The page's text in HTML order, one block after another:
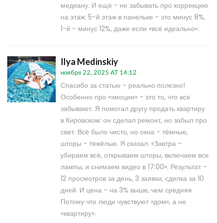
медиану. И ещё - не забывать про коррекцию
на этаж: 5-й этаж в панельке - это минус 8%,
1-й - минус 12%, даже если «всё идеально».
Ilya Medinskiy
ноября 22, 2025 AT 14:12
Спасибо за статью - реально полезно!
Особенно про «эмоции» - это то, что все
забывают. Я помогал другу продать квартиру
в Кировском: он сделал ремонт, но забыл про
свет. Всё было чисто, но окна - тёмные,
шторы - тяжёлые. Я сказал: «Завтра -
убираем всё, открываем шторы, включаем все
лампы, и снимаем видео в 17:00». Результат -
12 просмотров за день, 3 заявки, сделка за 10
дней. И цена - на 3% выше, чем средняя.
Потому что люди чувствуют «дом», а не
«квартиру».